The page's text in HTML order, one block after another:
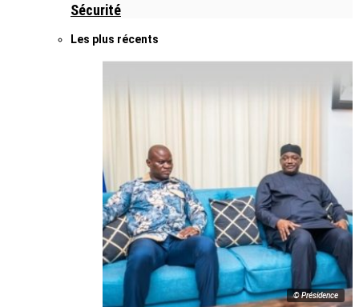
Sécurité
Les plus récents
© Présidence